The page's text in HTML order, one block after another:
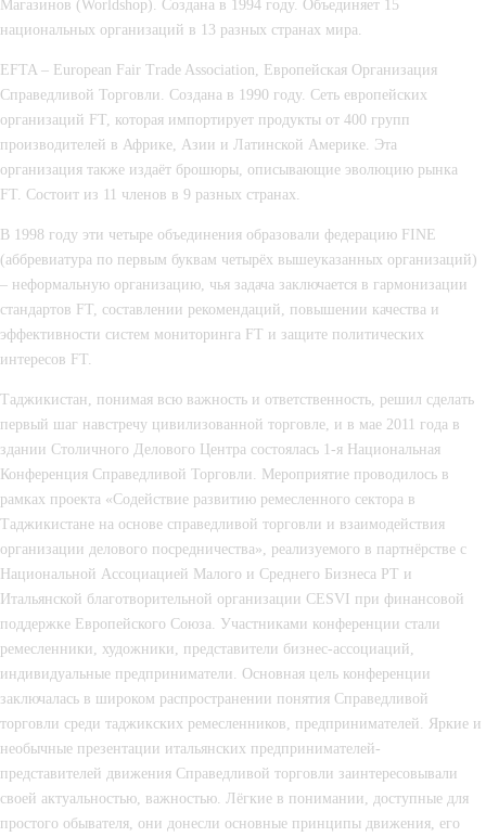
Магазинов (Worldshop). Создана в 1994 году. Объединяет 15
национальных организаций в 13 разных странах мира.
EFTA – European Fair Trade Association, Европейская Организация
Справедливой Торговли. Создана в 1990 году. Сеть европейских
организаций FT, которая импортирует продукты от 400 групп
производителей в Африке, Азии и Латинской Америке. Эта
организация также издаёт брошюры, описывающие эволюцию рынка
FT. Состоит из 11 членов в 9 разных странах.
В 1998 году эти четыре объединения образовали федерацию FINE
(аббревиатура по первым буквам четырёх вышеуказанных организаций)
– неформальную организацию, чья задача заключается в гармонизации
стандартов FT, составлении рекомендаций, повышении качества и
эффективности систем мониторинга FT и защите политических
интересов FT.
Таджикистан, понимая всю важность и ответственность, решил сделать
первый шаг навстречу цивилизованной торговле, и в мае 2011 года в
здании Столичного Делового Центра состоялась 1-я Национальная
Конференция Справедливой Торговли. Мероприятие проводилось в
рамках проекта «Содействие развитию ремесленного сектора в
Таджикистане на основе справедливой торговли и взаимодействия
организации делового посредничества», реализуемого в партнёрстве с
Национальной Ассоциацией Малого и Среднего Бизнеса РТ и
Итальянской благотворительной организации CESVI при финансовой
поддержке Европейского Союза. Участниками конференции стали
ремесленники, художники, представители бизнес-ассоциаций,
индивидуальные предприниматели. Основная цель конференции
заключалась в широком распространении понятия Справедливой
торговли среди таджикских ремесленников, предпринимателей. Яркие и
необычные презентации итальянских предпринимателей-
представителей движения Справедливой торговли заинтересовывали
своей актуальностью, важностью. Лёгкие в понимании, доступные для
простого обывателя, они донесли основные принципы движения, его